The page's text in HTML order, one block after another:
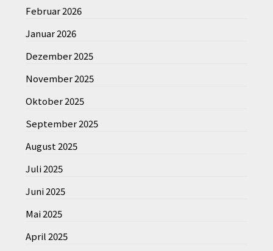
Februar 2026
Januar 2026
Dezember 2025
November 2025
Oktober 2025
September 2025
August 2025
Juli 2025
Juni 2025
Mai 2025
April 2025